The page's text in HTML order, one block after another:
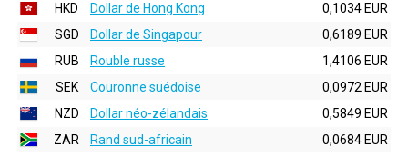
HKD
Dollar de Hong Kong
0,1034 EUR
SGD
Dollar de Singapour
0,6189 EUR
RUB
Rouble russe
1,4106 EUR
SEK
Couronne suédoise
0,0972 EUR
NZD
Dollar néo-zélandais
0,5849 EUR
ZAR
Rand sud-africain
0,0684 EUR